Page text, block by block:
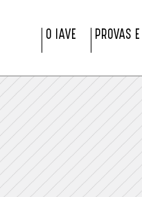
O IAVE PROVAS